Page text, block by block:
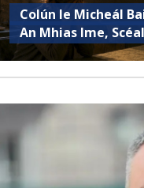
Colún le Micheál
An Mhias Ime,